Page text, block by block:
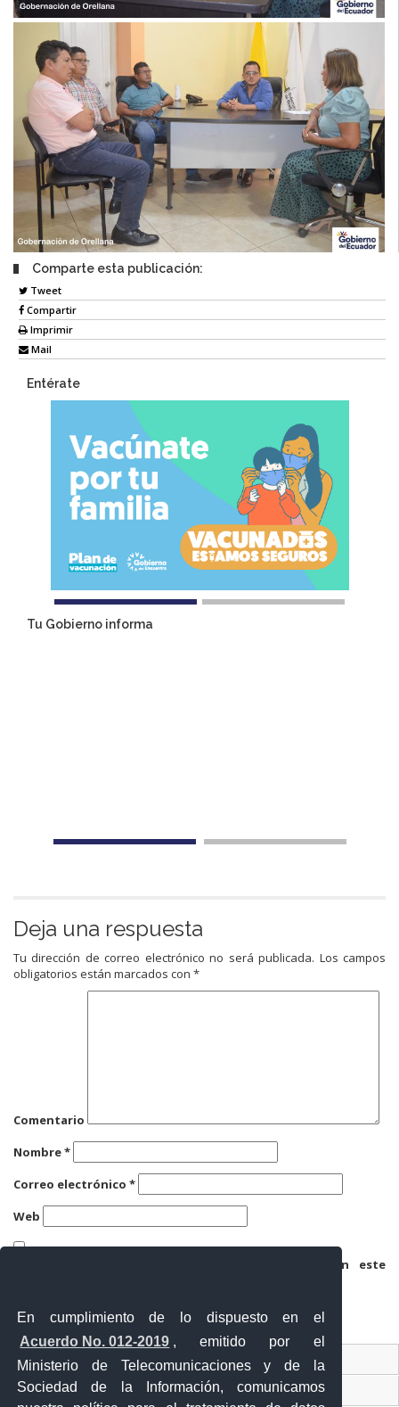
En cumplimiento de lo dispuesto en el
Acuerdo No. 012-2019 , emitido por el
Ministerio de Telecomunicaciones y de la
Sociedad de la Información, comunicamos
Comparte esta publicación:
Tweet
Compartir
Imprimir
Mail
Entérate
Tu Gobierno informa
Deja una respuesta
Tu dirección de correo electrónico no será publicada. Los campos
obligatorios están marcados con *
Comentario
Nombre*
Correo electrónico *
Web
Guarda mi nombre, correo electrónico y web en este
Contacto Ciudadano
Ventanilla Única de Comercio Exterior